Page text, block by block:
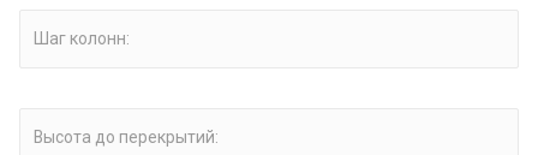
Шаг колонн:
Высота до перекрытий: